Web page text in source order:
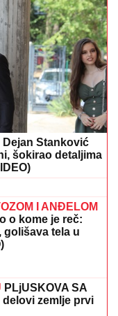
ostali
DA JE
iznenadila
savet:
da je zlo"
POŽARA:
peščari —
Bela Crkva